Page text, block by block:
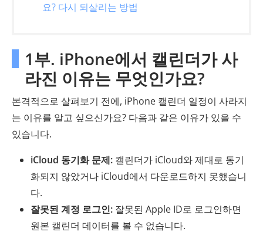
요? 다시 되살리는 방법
1부. iPhone에서 캘린더가 사
라진 이유는 무엇인가요?
본격적으로 살펴보기 전에, iPhone 캘린더 일정이 사라지
는 이유를 알고 싶으신가요? 다음과 같은 이유가 있을 수
있습니다.
iCloud 동기화 문제: 캘린더가 iCloud와 제대로 동기
화되지 않았거나 iCloud에서 다운로드하지 못했습니
다.
잘못된 계정 로그인: 잘못된 Apple ID로 로그인하면
원본 캘린더 데이터를 볼 수 없습니다.